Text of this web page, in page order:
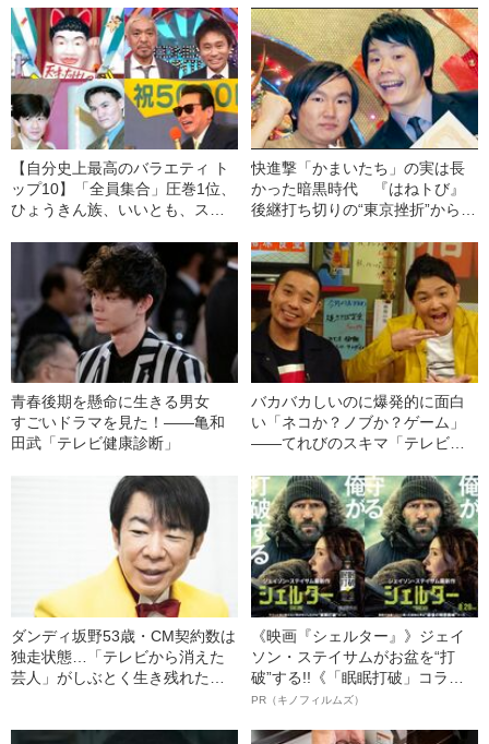
【自分史上最高のバラエティ ト
ップ10】「全員集合」圧巻1位、
ひょうきん族、いいとも、スマ
快進撃「かまいたち」の実は長
かった暗黒時代 『はねトび』
後継打ち切りの“東京挫折”からい
青春後期を懸命に生きる男女
すごいドラマを見た！――亀和
田武「テレビ健康診断」
バカバカしいのに爆発的に面白
い「ネコか？ノブか？ゲーム」
――てれびのスキマ「テレビ健
ダンディ坂野53歳・CM契約数は
独走状態…「テレビから消えた
芸人」がしぶとく生き残れた理
《映画『シェルター』》ジェイ
ソン・ステイサムがお盆を“打
破”する!!《「眠眠打破」コラ
ボ》
PR（キノフィルムズ）